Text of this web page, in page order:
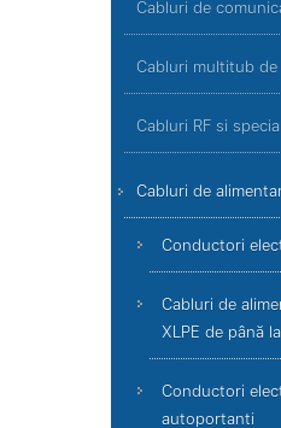
Cabluri de
Cabluri multitub
Cabluri RF si
Cabluri de
Conductori
Cabluri de
XLPE de până
Conductori
autoportanti